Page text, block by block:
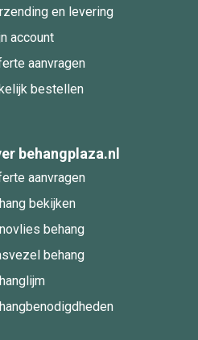
en levering
account
aanvragen
bestellen
behangplaza.nl
aanvragen
bekijken
behang
behang